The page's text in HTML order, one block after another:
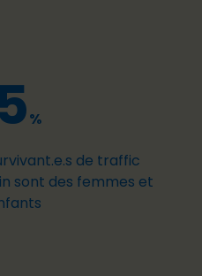
%
de traffic
sont des femmes et